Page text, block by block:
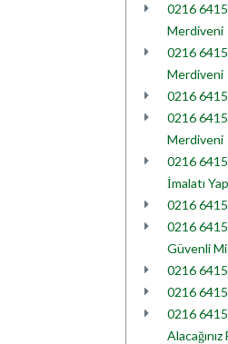
0216
Merdiveni
0216
Merdiveni
0216
0216
Merdiveni
0216
İmalatı
0216
0216
Güvenli
0216
0216
0216